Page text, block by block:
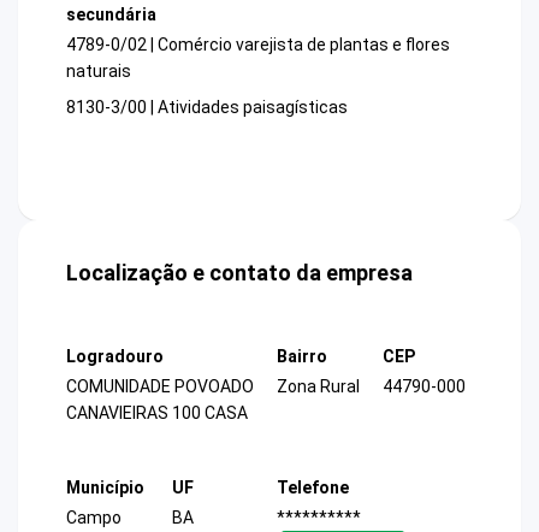
secundária
4789-0/02 | Comércio varejista de plantas e flores
naturais
8130-3/00 | Atividades paisagísticas
Localização e contato da empresa
Logradouro
COMUNIDADE POVOADO
CANAVIEIRAS 100 CASA
Bairro
Zona Rural
CEP
44790-000
Município
Campo
UF
BA
Telefone
**********